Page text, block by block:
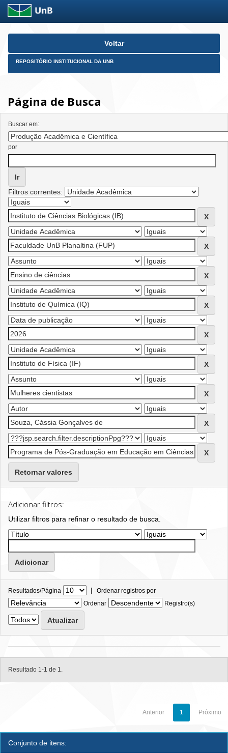
Skip
Voltar
REPOSITÓRIO INSTITUCIONAL DA UNB
Página de Busca
Buscar em:
por
Filtros correntes:
Retornar valores
Adicionar filtros:
Utilizar filtros para refinar o resultado de busca.
Resultados/Página | Ordenar registros por
Ordenar
Registro(s)
Resultado 1-1 de 1.
Anterior 1 Próximo
Conjunto de itens: